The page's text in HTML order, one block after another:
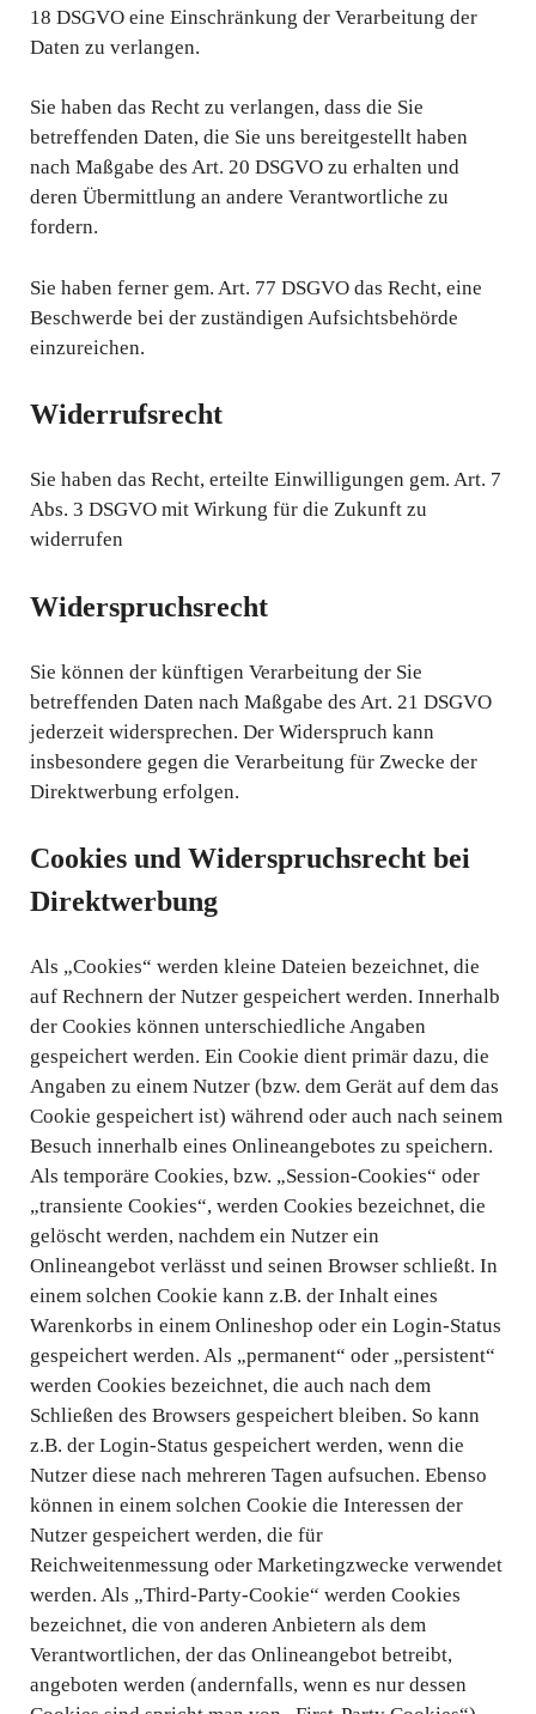
18 DSGVO eine Einschränkung der Verarbeitung der
Daten zu verlangen.
Sie haben das Recht zu verlangen, dass die Sie
betreffenden Daten, die Sie uns bereitgestellt haben
nach Maßgabe des Art. 20 DSGVO zu erhalten und
deren Übermittlung an andere Verantwortliche zu
fordern.
Sie haben ferner gem. Art. 77 DSGVO das Recht, eine
Beschwerde bei der zuständigen Aufsichtsbehörde
einzureichen.
Widerrufsrecht
Sie haben das Recht, erteilte Einwilligungen gem. Art. 7
Abs. 3 DSGVO mit Wirkung für die Zukunft zu
widerrufen
Widerspruchsrecht
Sie können der künftigen Verarbeitung der Sie
betreffenden Daten nach Maßgabe des Art. 21 DSGVO
jederzeit widersprechen. Der Widerspruch kann
insbesondere gegen die Verarbeitung für Zwecke der
Direktwerbung erfolgen.
Cookies und Widerspruchsrecht bei
Direktwerbung
Als „Cookies“ werden kleine Dateien bezeichnet, die
auf Rechnern der Nutzer gespeichert werden. Innerhalb
der Cookies können unterschiedliche Angaben
gespeichert werden. Ein Cookie dient primär dazu, die
Angaben zu einem Nutzer (bzw. dem Gerät auf dem das
Cookie gespeichert ist) während oder auch nach seinem
Besuch innerhalb eines Onlineangebotes zu speichern.
Als temporäre Cookies, bzw. „Session-Cookies“ oder
„transiente Cookies“, werden Cookies bezeichnet, die
gelöscht werden, nachdem ein Nutzer ein
Onlineangebot verlässt und seinen Browser schließt. In
einem solchen Cookie kann z.B. der Inhalt eines
Warenkorbs in einem Onlineshop oder ein Login-Status
gespeichert werden. Als „permanent“ oder „persistent“
werden Cookies bezeichnet, die auch nach dem
Schließen des Browsers gespeichert bleiben. So kann
z.B. der Login-Status gespeichert werden, wenn die
Nutzer diese nach mehreren Tagen aufsuchen. Ebenso
können in einem solchen Cookie die Interessen der
Nutzer gespeichert werden, die für
Reichweitenmessung oder Marketingzwecke verwendet
werden. Als „Third-Party-Cookie“ werden Cookies
bezeichnet, die von anderen Anbietern als dem
Verantwortlichen, der das Onlineangebot betreibt,
angeboten werden (andernfalls, wenn es nur dessen